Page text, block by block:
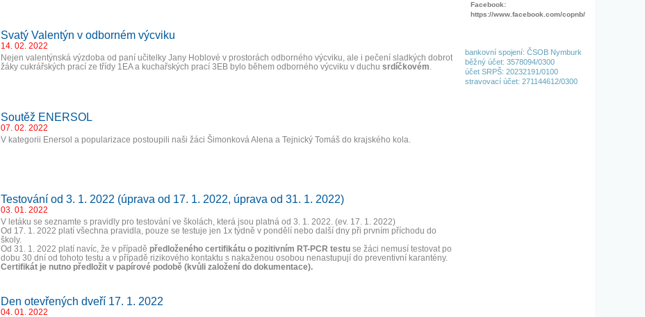
Svatý Valentýn v odborném výcviku
14. 02. 2022
Nejen valentýnská výzdoba od paní učitelky Jany Hoblové v prostorách odborného výcviku, ale i pečení sladkých dobrot
žáky cukrářských prací ze třídy 1EA a kuchařských prací 3EB bylo během odborného výcviku v duchu srdíčkovém
Soutěž ENERSOL
07. 02. 2022
V kategorii Enersol a popularizace postoupili naši žáci Šimonková Alena a Tejnický Tomáš do krajského kola.
Testování od 3. 1. 2022 (úprava od 17. 1. 2022, úprava od 31. 1. 2022)
03. 01. 2022
V letáku se seznamte s pravidly pro testování ve školách, která jsou platná od 3. 1. 2022. (ev. 17. 1. 2022)
Od 17. 1. 2022 platí všechna pravidla, pouze se testuje jen 1x týdně v pondělí nebo další dny při prvním příchodu do
školy.
Od 31. 1. 2022 platí navíc, že v případě předloženého certifikátu o pozitivním RT-PCR testu se žáci nemusí testovat po
dobu 30 dní od tohoto testu a v případě rizikového kontaktu s nakaženou osobou nenastupují do preventivní karantény.
Certifikát je nutno předložit v papírové podobě (kvůli založení do dokumentace).
Den otevřených dveří 17. 1. 2022
04. 01. 2022
Facebook:
https://www.facebook.com/copnb/
bankovní spojení: ČSOB Nymburk
běžný účet: 3578094/0300
účet SRPŠ: 20232191/0100
stravovací účet: 271144612/0300